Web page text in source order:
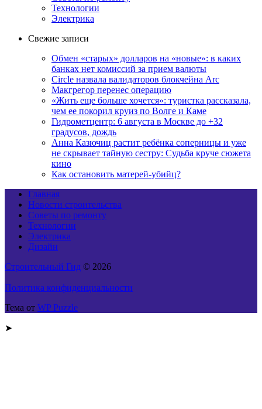
Технологии
Электрика
Свежие записи
Обмен «старых» долларов на «новые»: в каких
банках нет комиссий за прием валюты
Circle назвала валидаторов блокчейна Arc
Макгрегор перенес операцию
«Жить еще больше хочется»: туристка рассказала,
чем ее покорил круиз по Волге и Каме
Гидрометцентр: 6 августа в Москве до +32
градусов, дождь
Анна Казючиц растит ребёнка соперницы и уже
не скрывает тайную сестру: Судьба круче сюжета
кино
Как остановить матерей-убийц?
Главная
Новости строительства
Советы по ремонту
Технологии
Электрика
Дизайн
Строительный Гид © 2026
Политика конфиденциальности
Тема от WP Puzzle
➤